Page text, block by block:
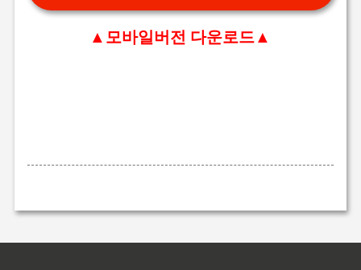
▲모바일버전 다운로드▲